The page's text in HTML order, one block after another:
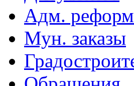
Адм.
Мун. заказы